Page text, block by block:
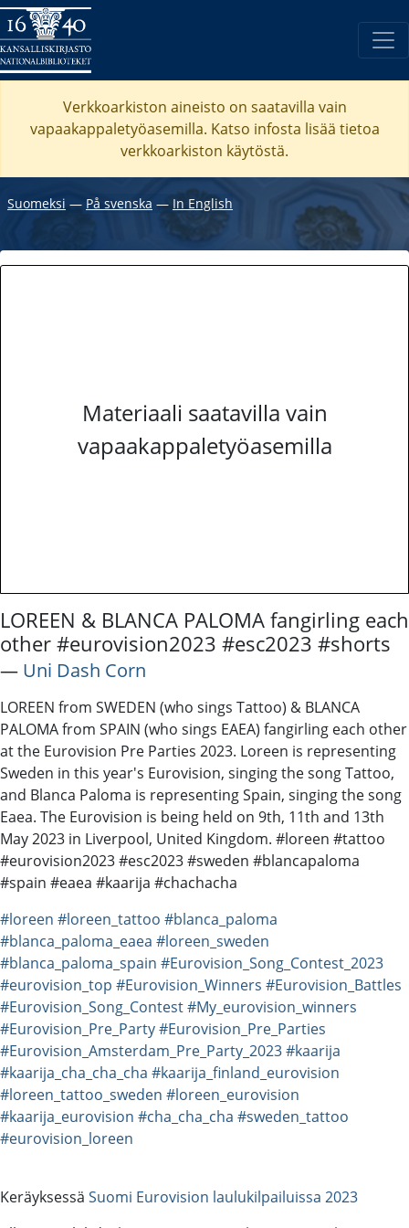
Verkkoarkiston aineisto on saatavilla vain
vapaakappaletyöasemilla. Katso infosta lisää tietoa
verkkoarkiston käytöstä.
Suomeksi ― På svenska ― In English
Materiaali saatavilla vain
vapaakappaletyöasemilla
LOREEN & BLANCA PALOMA fangirling each
other #eurovision2023 #esc2023 #shorts
― Uni Dash Corn
LOREEN from SWEDEN (who sings Tattoo) & BLANCA
PALOMA from SPAIN (who sings EAEA) fangirling each other
at the Eurovision Pre Parties 2023. Loreen is representing
Sweden in this year's Eurovision, singing the song Tattoo,
and Blanca Paloma is representing Spain, singing the song
Eaea. The Eurovision is being held on 9th, 11th and 13th
May 2023 in Liverpool, United Kingdom. #loreen #tattoo
#eurovision2023 #esc2023 #sweden #blancapaloma
#spain #eaea #kaarija #chachacha
#loreen #loreen_tattoo #blanca_paloma
#blanca_paloma_eaea #loreen_sweden
#blanca_paloma_spain #Eurovision_Song_Contest_2023
#eurovision_top #Eurovision_Winners #Eurovision_Battles
#Eurovision_Song_Contest#My_eurovision_winners
#Eurovision_Pre_Party#Eurovision_Pre_Parties
#Eurovision_Amsterdam_Pre_Party_2023#kaarija
#kaarija_cha_cha_cha #kaarija_finland_eurovision
#loreen_tattoo_sweden #loreen_eurovision
#kaarija_eurovision #cha_cha_cha #sweden_tattoo
#eurovision_loreen
Keräyksessä Suomi Eurovision laulukilpailuissa 2023